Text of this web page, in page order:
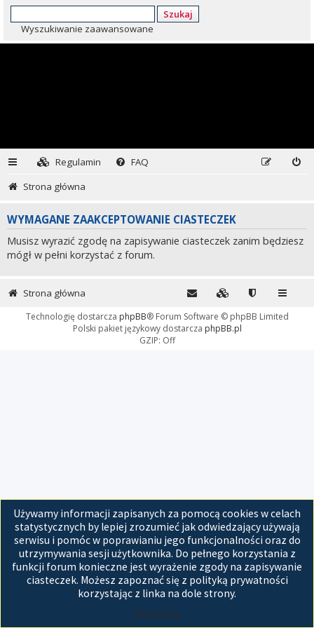
Szukaj
Wyszukiwanie zaawansowane
Regulamin
FAQ
Strona główna
WYMAGANE ZAAKCEPTOWANIE CIASTECZEK
Musisz wyrazić zgodę na zapisywanie ciasteczek zanim będziesz
mógł w pełni korzystać z forum.
Używamy informacji zapisanych za pomocą cookies w celach
statystycznych by lepiej zrozumieć jak odwiedzający używają
serwisu i pomóc w poprawianiu jego funkcjonalności oraz do
utrzymywania sesji użytkownika. Do pełnego korzystania z
funkcji forum konieczne jest wyrażenie zgody na zapisywanie
ciasteczek. Możesz zapoznać się z polityką prywatności
korzystając z linka na dole strony.
Akceptuję
Strona główna
Technologię dostarcza phpBB® Forum Software © phpBB Limited
Polski pakiet językowy dostarcza phpBB.pl
GZIP: Off